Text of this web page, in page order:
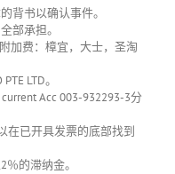
背书以确认事件。
部承担。
加费：樟宜，大士，圣淘
PTE LTD。
current Acc 003-932293-3分
在已开具发票的底部找到
2％的滞纳金。